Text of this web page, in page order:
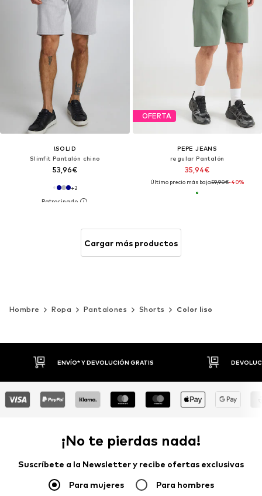
!SOLID
Slimfit Pantalón chino
53,96€
+2
OFERTA
PEPE JEANS
regular Pantalón
35,94€
Último precio más bajo:59,90€-40%
Cargar más productos
Hombre Ropa Pantalones Shorts Color liso
DEVOLUCIONES HASTA 30 DÍAS
¡No te pierdas nada!
Suscríbete a la Newsletter y recibe ofertas exclusivas
Para mujeres Para hombres